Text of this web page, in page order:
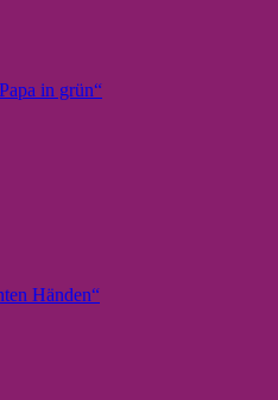
in grün“
Händen“